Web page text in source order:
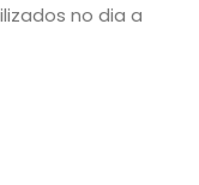
no dia a